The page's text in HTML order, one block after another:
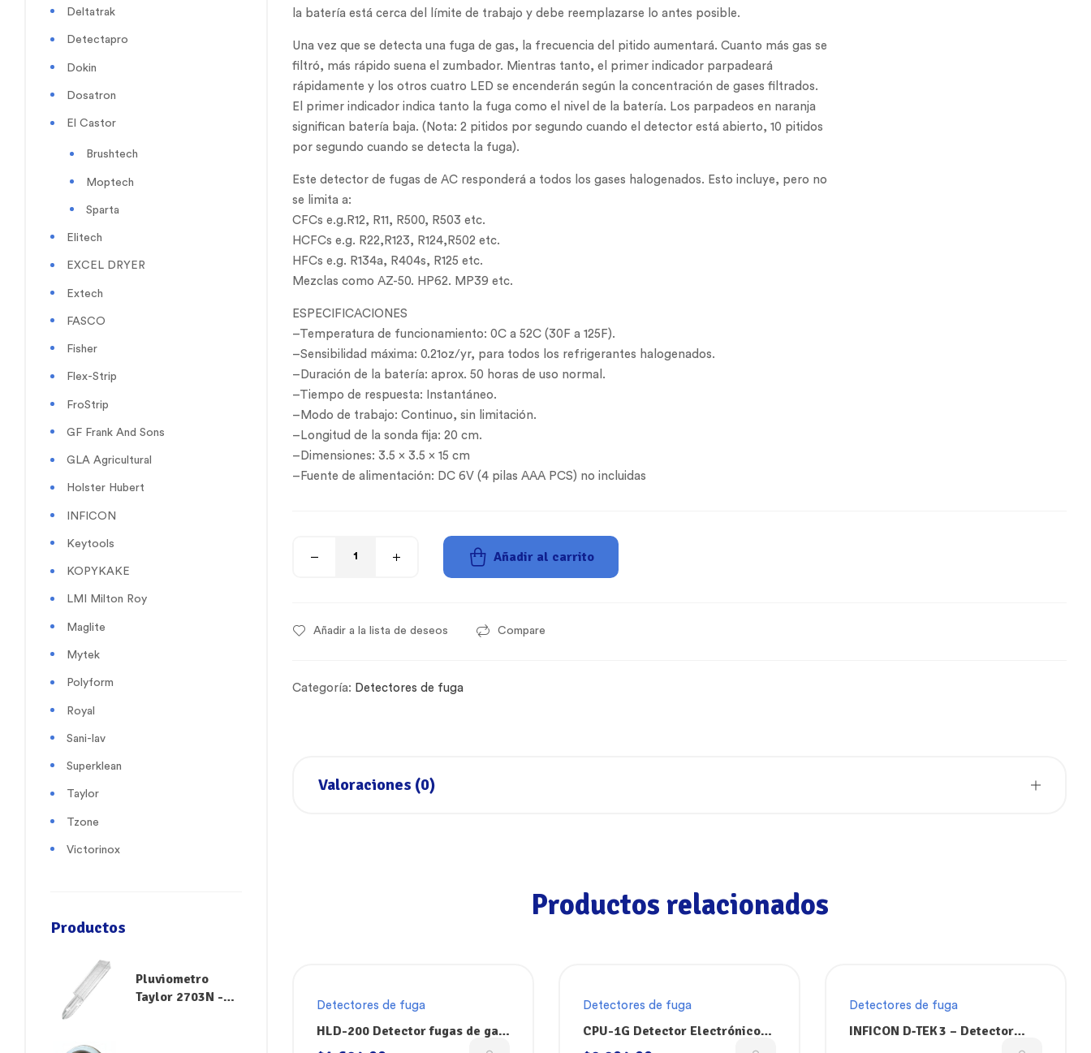
la batería está cerca del límite de trabajo y debe reemplazarse lo antes posible.
Una vez que se detecta una fuga de gas, la frecuencia del pitido aumentará. Cuanto más gas se
filtró, más rápido suena el zumbador. Mientras tanto, el primer indicador parpadeará
rápidamente y los otros cuatro LED se encenderán según la concentración de gases filtrados.
El primer indicador indica tanto la fuga como el nivel de la batería. Los parpadeos en naranja
significan batería baja. (Nota: 2 pitidos por segundo cuando el detector está abierto, 10 pitidos
por segundo cuando se detecta la fuga).
Este detector de fugas de AC responderá a todos los gases halogenados. Esto incluye, pero no
se limita a:
CFCs e.g.R12, R11, R500, R503 etc.
HCFCs e.g. R22,R123, R124,R502 etc.
HFCs e.g. R134a, R404s, R125 etc.
Mezclas como AZ-50. HP62. MP39 etc.
ESPECIFICACIONES
–Temperatura de funcionamiento: 0C a 52C (30F a 125F).
–Sensibilidad máxima: 0.21oz/yr, para todos los refrigerantes halogenados.
–Duración de la batería: aprox. 50 horas de uso normal.
–Tiempo de respuesta: Instantáneo.
–Modo de trabajo: Continuo, sin limitación.
–Longitud de la sonda fija: 20 cm.
–Dimensiones: 3.5 x 3.5 x 15 cm
–Fuente de alimentación: DC 6V (4 pilas AAA PCS) no incluidas
Añadir al carrito
Añadir a la lista de deseos Compare
Categoría: Detectores de fuga
Valoraciones (0)
Productos relacionados
Detectores de fuga
HLD-200 Detector fugas de gas
refrigerante Elitech
Detectores de fuga
CPU-1G Detector Electrónico
de Fugas de Refrigerante HVAC
Detectores de fuga
INFICON D‑TEK 3 – Detector
Infrarrojo de Fugas con Sensor
Deltatrak
Detectapro
Dokin
Dosatron
El Castor
Brushtech
Moptech
Sparta
Elitech
EXCEL DRYER
Extech
FASCO
Fisher
Flex-Strip
FroStrip
GF Frank And Sons
GLA Agricultural
Holster Hubert
INFICON
Keytools
KOPYKAKE
LMI Milton Roy
Maglite
Mytek
Polyform
Royal
Sani-lav
Superklean
Taylor
Tzone
Victorinox
Productos
Pluviometro
Taylor 2703N -